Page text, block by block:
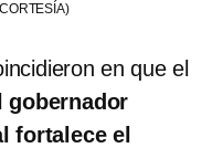
en que el
gobernador
fortalece el